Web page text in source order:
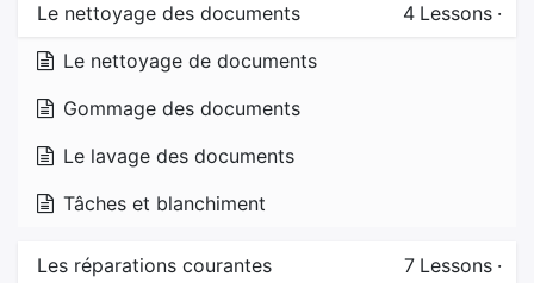
Le nettoyage des documents 4 Lessons ·
Le nettoyage de documents
Gommage des documents
Le lavage des documents
Tâches et blanchiment
Les réparations courantes 7 Lessons ·